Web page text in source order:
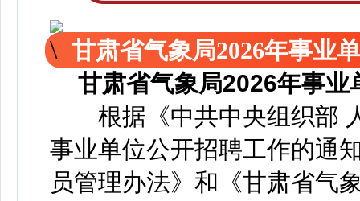
甘肃省气象局2026年事业
甘肃省气象局2026年事
根据《中共中央组织部
事业单位公开招聘工作的通
员管理办法》和《甘肃省气